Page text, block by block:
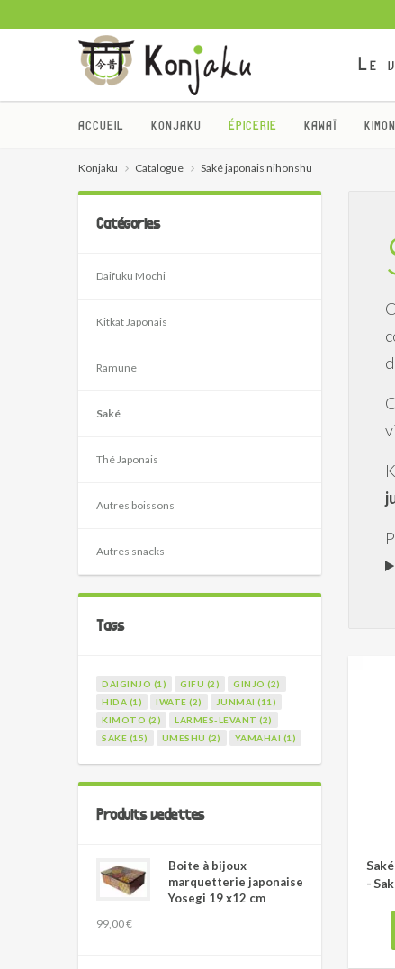
Le
ACCUEIL KONJAKU ÉPICERIE KAWAÏ
Konjaku Catalogue Saké japonais nihonshu
Catégories
Daifuku Mochi
Kitkat Japonais
Ramune
Saké
Thé Japonais
Autres boissons
Autres snacks
Tags
DAIGINJO (1) GIFU (2)
GINJO (2)
HIDA (1)
IWATE (2)
JUNMAI (11)
KIMOTO (2)
LARMES-LEVANT (2)
SAKE (15)
UMESHU (2) YAMAHAI (1)
Produits vedettes
Boite à bijoux
marquetterie japonaise
Yosegi 19 x12 cm
99,00 €
-